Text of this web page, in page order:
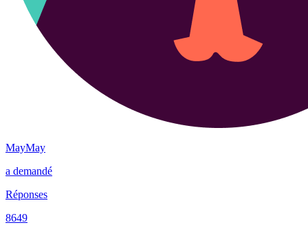
MayMay
a demandé
Réponses
8649